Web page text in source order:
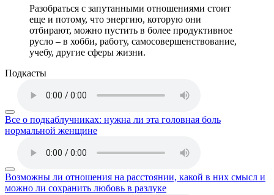
Разобраться с запутанными отношениями стоит
еще и потому, что энергию, которую они
отбирают, можно пустить в более продуктивное
русло – в хобби, работу, самосовершенствование,
учебу, другие сферы жизни.
Подкасты
Все о подкаблучниках: нужна ли эта головная боль
нормальной женщине
Возможны ли отношения на расстоянии, какой в них смысл и
можно ли сохранить любовь в разлуке